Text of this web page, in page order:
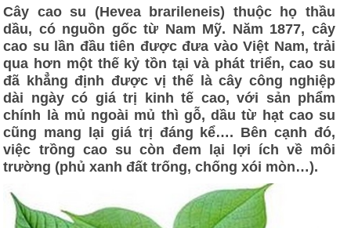
Cây cao su (Hevea brarileneis) thuộc họ thầu
dầu, có nguồn gốc từ Nam Mỹ. Năm 1877, cây
cao su lần đầu tiên được đưa vào Việt Nam, trải
qua hơn một thế kỷ tồn tại và phát triển, cao su
đã khẳng định được vị thế là cây công nghiệp
dài ngày có giá trị kinh tế cao, với sản phẩm
chính là mủ ngoài mủ thì gỗ, dầu từ hạt cao su
cũng mang lại giá trị đáng kể…. Bên cạnh đó,
việc trồng cao su còn đem lại lợi ích về môi
trường (phủ xanh đất trống, chống xói mòn…).